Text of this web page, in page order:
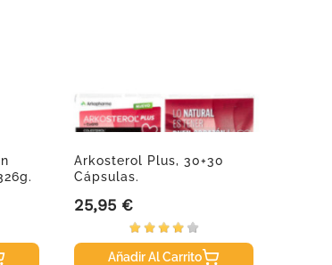
Arkosterol Plus, 30+30
Cápsulas.
Precio
25,95 €
Añadir Al Carrito